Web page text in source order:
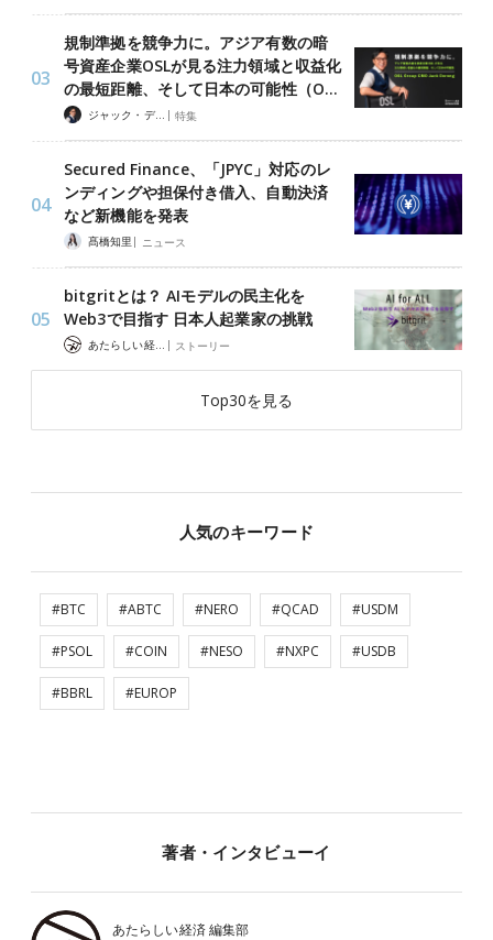
規制準拠を競争力に。アジア有数の暗
号資産企業OSLが見る注力領域と収益化
の最短距離、そして日本の可能性（O…
ジャック・デロン（Jack Derong） | 特集
Secured Finance、「JPYC」対応のレ
ンディングや担保付き借入、自動決済
など新機能を発表
髙橋知里 | ニュース
bitgritとは？ AIモデルの民主化を
Web3で目指す 日本人起業家の挑戦
あたらしい経済 編集部 | ストーリー
Top30を見る
人気のキーワード
#BTC #ABTC #NERO #QCAD #USDM
#PSOL #COIN #NESO #NXPC #USDB
#BBRL #EUROP
著者・インタビューイ
あたらしい経済 編集部